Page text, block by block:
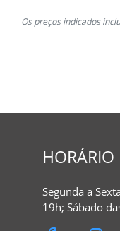
Os preços indicados
HORÁRIO
Segunda a
19h; Sábado